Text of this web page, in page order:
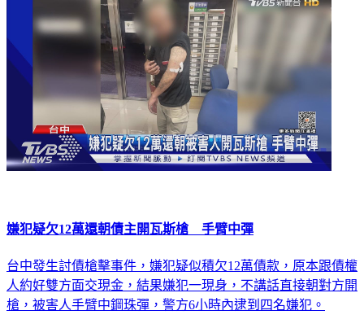
嫌犯疑欠12萬還朝債主開瓦斯槍 手臂中彈
台中發生討債槍擊事件，嫌犯疑似積欠12萬債款，原本跟債權
人約好雙方面交現金，結果嫌犯一現身，不講話直接朝對方開
槍，被害人手臂中鋼珠彈，警方6小時內逮到四名嫌犯。